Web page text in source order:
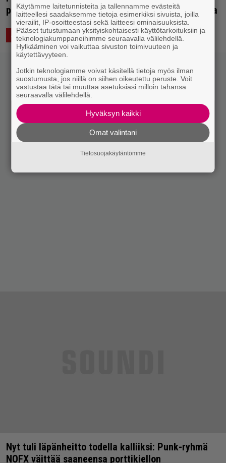
punkrock-kiertue nähdään kesällä myös Suomessa
ASIAA 2.12.2019 13:00 Saku Schildt
Nyt tuli läpänheitto todella kalliiksi: Punk-ryhmä
NOFX väittää saaneensa porttikiellon
Käytämme laitetunnisteita ja tallennamme evästeitä
laitteellesi saadaksemme tietoja esimerkiksi sivuista, joilla
vierailit, IP-osoitteestasi sekä laitteesi ominaisuuksista.
Pääset tutustumaan yksityiskohtaisesti käyttötarkoituksiin ja
teknologiakumppaneihimme seuraavalla välilehdellä.
Hylkääminen voi vaikuttaa sivuston toimivuuteen ja
käytettävyyteen.
Jotkin teknologiamme voivat käsitellä tietoja myös ilman
suostumusta, jos niillä on siihen oikeutettu peruste. Voit
vastustaa tätä tai muuttaa asetuksiasi milloin tahansa
seuraavalla välilehdellä.
Hyväksyn kaikki
Omat valintani
Tietosuojakäytäntömme